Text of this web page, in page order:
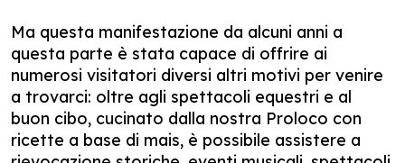
Ma questa manifestazione da alcuni anni a
questa parte è stata capace di offrire ai
numerosi visitatori diversi altri motivi per venire
a trovarci: oltre agli spettacoli equestri e al
buon cibo, cucinato dalla nostra Proloco con
ricette a base di mais, è possibile assistere a